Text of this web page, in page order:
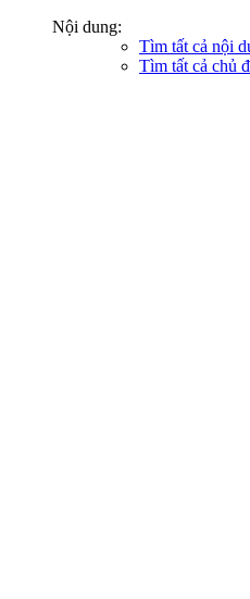
Nội dung:
Tìm tất cả nội
Tìm tất cả chủ